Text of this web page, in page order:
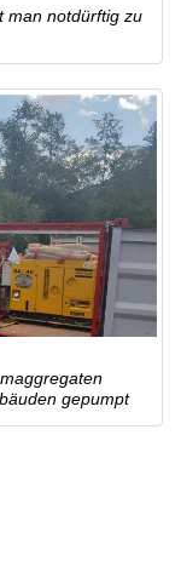
man notdürftig zu
gepumpt